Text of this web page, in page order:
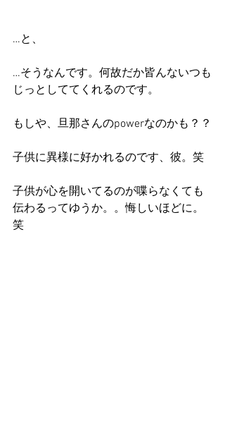
…と、
…そうなんです。何故だか皆んないつも
じっとしててくれるのです。
もしや、旦那さんのpowerなのかも？？
子供に異様に好かれるのです、彼。笑
子供が心を開いてるのが喋らなくても
伝わるってゆうか。。悔しいほどに。
笑